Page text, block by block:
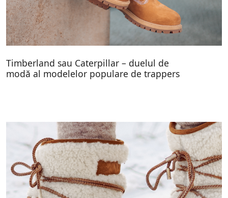
Timberland sau Caterpillar – duelul de
modă al modelelor populare de trappers